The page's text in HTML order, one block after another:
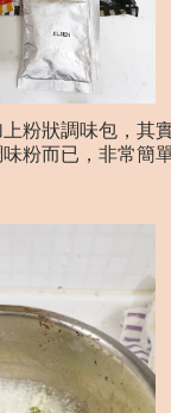
粉狀調味包，其
粉而已，非常簡單